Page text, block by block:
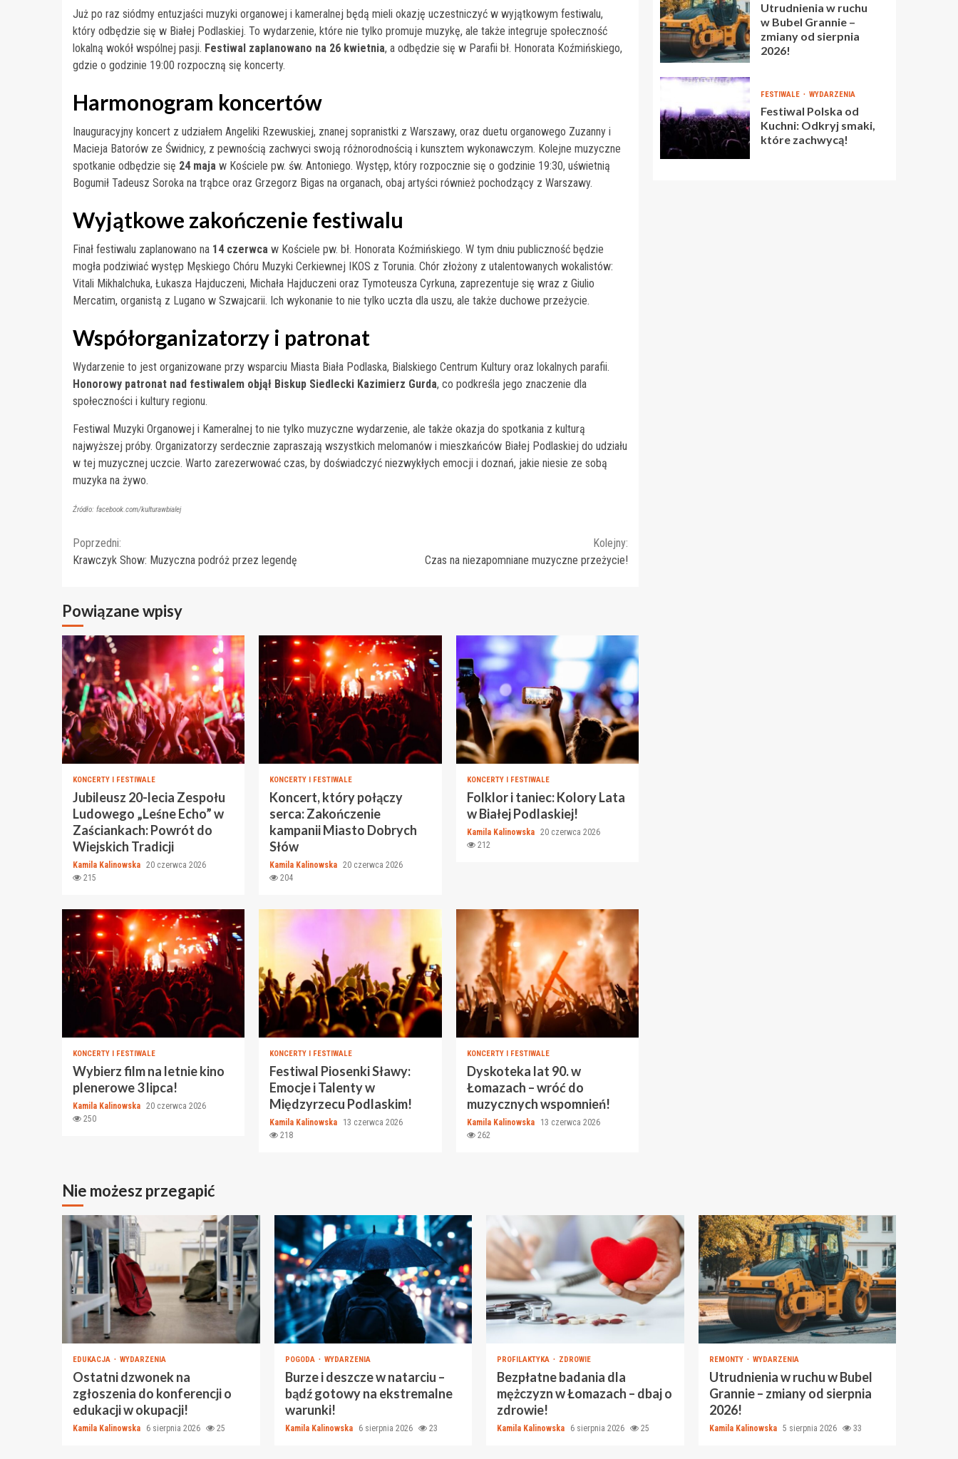
Już po raz siódmy entuzjaści muzyki organowej i kameralnej będą mieli okazję uczestniczyć w wyjątkowym festiwalu,
który odbędzie się w Białej Podlaskiej. To wydarzenie, które nie tylko promuje muzykę, ale także integruje społeczność
lokalną wokół wspólnej pasji. Festiwal zaplanowano na 26 kwietnia, a odbędzie się w Parafii bł. Honorata Koźmińskiego,
gdzie o godzinie 19:00 rozpoczną się koncerty.
Harmonogram koncertów
Inauguracyjny koncert z udziałem Angeliki Rzewuskiej, znanej sopranistki z Warszawy, oraz duetu organowego Zuzanny i
Macieja Batorów ze Świdnicy, z pewnością zachwyci swoją różnorodnością i kunsztem wykonawczym. Kolejne muzyczne
spotkanie odbędzie się 24 maja w Kościele pw. św. Antoniego. Występ, który rozpocznie się o godzinie 19:30, uświetnią
Bogumił Tadeusz Soroka na trąbce oraz Grzegorz Bigas na organach, obaj artyści również pochodzący z Warszawy.
Wyjątkowe zakończenie festiwalu
Finał festiwalu zaplanowano na 14 czerwca w Kościele pw. bł. Honorata Koźmińskiego. W tym dniu publiczność będzie
mogła podziwiać występ Męskiego Chóru Muzyki Cerkiewnej IKOS z Torunia. Chór złożony z utalentowanych wokalistów:
Vitali Mikhalchuka, Łukasza Hajduczeni, Michała Hajduczeni oraz Tymoteusza Cyrkuna, zaprezentuje się wraz z Giulio
Mercatim, organistą z Lugano w Szwajcarii. Ich wykonanie to nie tylko uczta dla uszu, ale także duchowe przeżycie.
Współorganizatorzy i patronat
Wydarzenie to jest organizowane przy wsparciu Miasta Biała Podlaska, Bialskiego Centrum Kultury oraz lokalnych parafii.
Honorowy patronat nad festiwalem objął Biskup Siedlecki Kazimierz Gurda, co podkreśla jego znaczenie dla
społeczności i kultury regionu.
Festiwal Muzyki Organowej i Kameralnej to nie tylko muzyczne wydarzenie, ale także okazja do spotkania z kulturą
najwyższej próby. Organizatorzy serdecznie zapraszają wszystkich melomanów i mieszkańców Białej Podlaskiej do udziału
w tej muzycznej uczcie. Warto zarezerwować czas, by doświadczyć niezwykłych emocji i doznań, jakie niesie ze sobą
muzyka na żywo.
Źródło: facebook.com/kulturawbialej
Continue
Reading
Poprzedni:
Krawczyk Show: Muzyczna podróż przez legendę
Kolejny:
Czas na niezapomniane muzyczne przeżycie!
Powiązane wpisy
KONCERTY I FESTIWALE
Jubileusz 20-lecia Zespołu
Ludowego „Leśne Echo” w
Zaściankach: Powrót do
Wiejskich Tradicji
Kamila Kalinowska 20 czerwca 2026
215
KONCERTY I FESTIWALE
Koncert, który połączy
serca: Zakończenie
kampanii Miasto Dobrych
Słów
Kamila Kalinowska 20 czerwca 2026
204
KONCERTY I FESTIWALE
Folklor i taniec: Kolory Lata
w Białej Podlaskiej!
Kamila Kalinowska 20 czerwca 2026
212
KONCERTY I FESTIWALE
Wybierz film na letnie kino
plenerowe 3 lipca!
Kamila Kalinowska 20 czerwca 2026
250
KONCERTY I FESTIWALE
Festiwal Piosenki Sławy:
Emocje i Talenty w
Międzyrzecu Podlaskim!
Kamila Kalinowska
13 czerwca 2026
218
KONCERTY I FESTIWALE
Dyskoteka lat 90. w
Łomazach – wróć do
muzycznych wspomnień!
Kamila Kalinowska
13 czerwca 2026
262
Utrudnienia w ruchu
w Bubel Grannie –
zmiany od sierpnia
2026!
FESTIWALE WYDARZENIA
Festiwal Polska od
Kuchni: Odkryj smaki,
które zachwycą!
Nie możesz przegapić
EDUKACJA WYDARZENIA
Ostatni dzwonek na
zgłoszenia do konferencji o
edukacji w okupacji!
Kamila Kalinowska 6 sierpnia 2026 25
POGODA WYDARZENIA
Burze i deszcze w natarciu –
bądź gotowy na ekstremalne
warunki!
Kamila Kalinowska 6 sierpnia 2026 23
PROFILAKTYKA ZDROWIE
Bezpłatne badania dla
mężczyzn w Łomazach – dbaj o
zdrowie!
Kamila Kalinowska 6 sierpnia 2026 25
REMONTY WYDARZENIA
Utrudnienia w ruchu w Bubel
Grannie – zmiany od sierpnia
2026!
Kamila Kalinowska 5 sierpnia 2026 33